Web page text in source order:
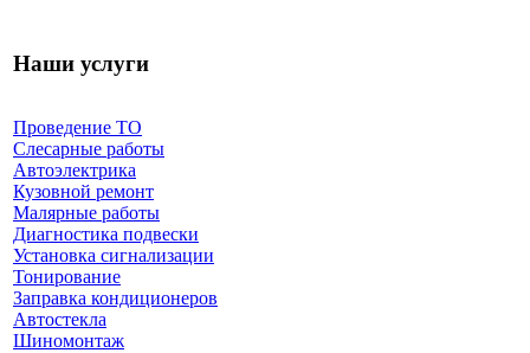
Наши услуги
Проведение ТО
Слесарные работы
Автоэлектрика
Кузовной ремонт
Малярные работы
Диагностика подвески
Установка сигнализации
Тонирование
Заправка кондиционеров
Автостекла
Шиномонтаж